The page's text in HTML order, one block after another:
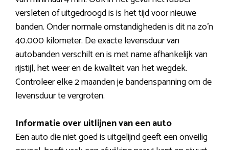
versleten of uitgedroogd is is het tijd voor nieuwe
banden. Onder normale omstandigheden is dit na zo’n
40.000 kilometer. De exacte levensduur van
autobanden verschilt en is met name afhankelijk van
rijstijl, het weer en de kwaliteit van het wegdek.
Controleer elke 2 maanden je bandenspanning om de
levensduur te vergroten.
Informatie over uitlijnen van een auto
Een auto die niet goed is uitgelijnd geeft een onveilig